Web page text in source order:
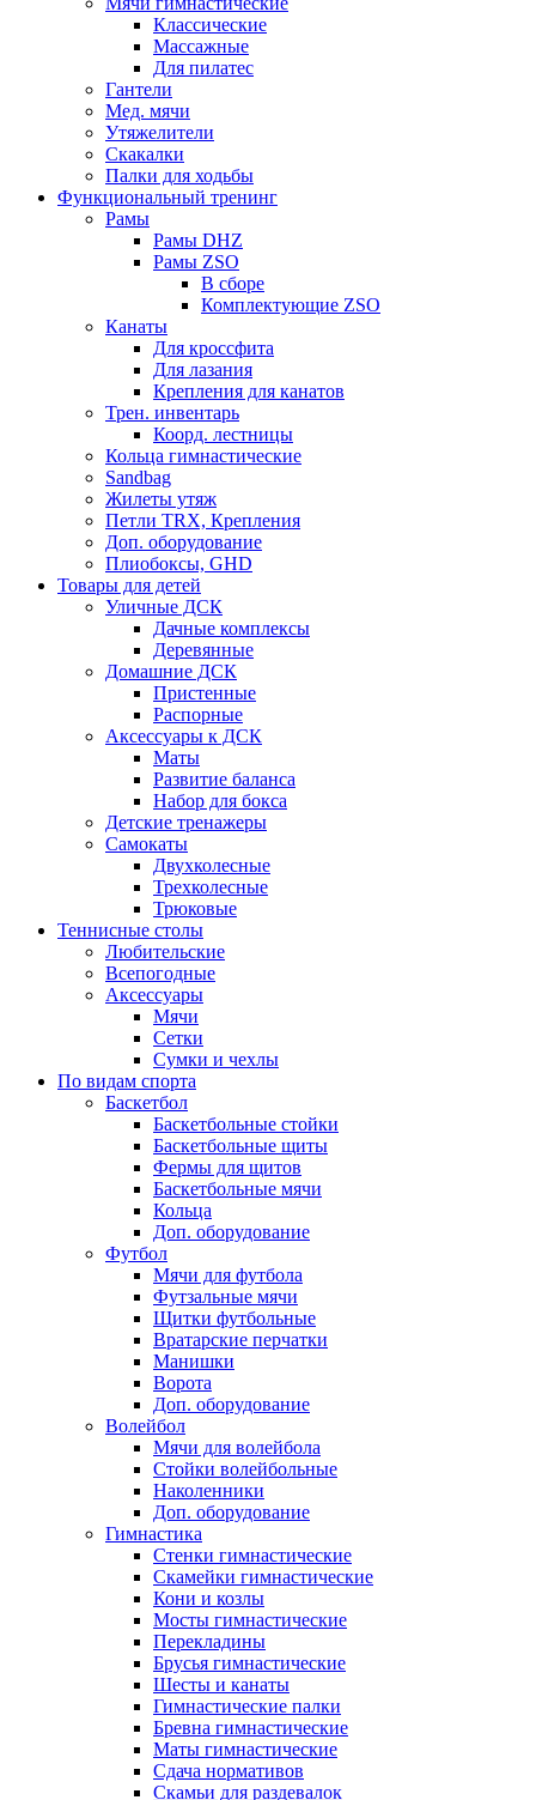
Классические
Массажные
Для пилатес
Гантели
Мед. мячи
Утяжелители
Скакалки
Палки для ходьбы
Функциональный тренинг
Рамы
Рамы DHZ
Рамы ZSO
В сборе
Комплектующие ZSO
Канаты
Для кроссфита
Для лазания
Крепления для канатов
Трен. инвентарь
Коорд. лестницы
Кольца гимнастические
Sandbag
Жилеты утяж
Петли TRX, Крепления
Доп. оборудование
Плиобоксы, GHD
Товары для детей
Уличные ДСК
Дачные комплексы
Деревянные
Домашние ДСК
Пристенные
Распорные
Аксесcуары к ДСК
Маты
Развитие баланса
Набор для бокса
Детские тренажеры
Самокаты
Двухколесные
Трехколесные
Трюковые
Теннисные столы
Любительские
Всепогодные
Аксессуары
Мячи
Сетки
Сумки и чехлы
По видам спорта
Баскетбол
Баскетбольные стойки
Баскетбольные щиты
Фермы для щитов
Баскетбольные мячи
Кольца
Доп. оборудование
Футбол
Мячи для футбола
Футзальные мячи
Щитки футбольные
Вратарские перчатки
Манишки
Ворота
Доп. оборудование
Волейбол
Мячи для волейбола
Стойки волейбольные
Наколенники
Доп. оборудование
Гимнастика
Стенки гимнастические
Скамейки гимнастические
Кони и козлы
Мосты гимнастические
Перекладины
Брусья гимнастические
Шесты и канаты
Гимнастические палки
Бревна гимнастические
Маты гимнастические
Сдача нормативов
Скамьи для раздевалок